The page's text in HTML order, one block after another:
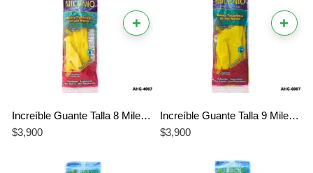
+
Increíble Guante Talla 8 Milenio Amarillo Doméstico – El Mejor Aliado para un Hogar Impecable
$3,900
+
Increíble Guante Talla 9 Milenio Amarillo Doméstico – El Mejor Cuidado para tus Manos
$3,900